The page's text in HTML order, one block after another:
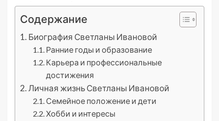
Содержание
Биография Светланы Ивановой
Ранние годы и образование
Карьера и профессиональные
достижения
Личная жизнь Светланы Ивановой
Семейное положение и дети
Хобби и интересы